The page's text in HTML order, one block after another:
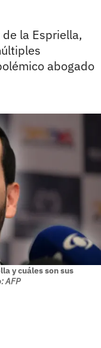
la Espriella,
abogado
y cuáles son sus
AFP